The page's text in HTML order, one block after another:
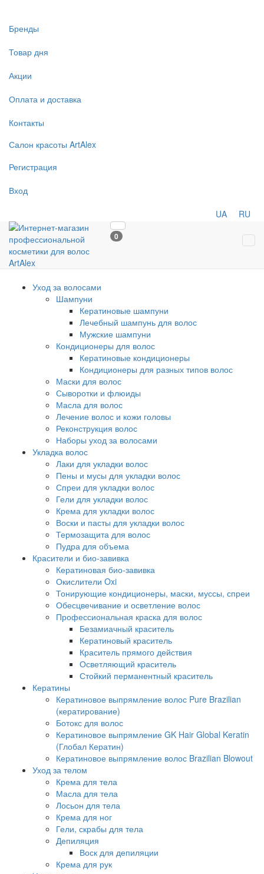
Бренды
Товар дня
Акции
Оплата и доставка
Контакты
Салон красоты ArtAlex
Регистрация
Вход
UA RU
0
Уход за волосами
Шампуни
Кератиновые шампуни
Лечебный шампунь для волос
Мужские шампуни
Кондиционеры для волос
Кератиновые кондиционеры
Кондиционеры для разных типов волос
Маски для волос
Сыворотки и флюиды
Масла для волос
Лечение волос и кожи головы
Реконструкция волос
Наборы уход за волосами
Укладка волос
Лаки для укладки волос
Пены и мусы для укладки волос
Спреи для укладки волос
Гели для укладки волос
Крема для укладки волос
Воски и пасты для укладки волос
Термозащита для волос
Пудра для объема
Красители и био-завивка
Кератиновая био-завивка
Окислители Oxi
Тонирующие кондиционеры, маски, муссы, спреи
Обесцвечивание и осветление волос
Профессиональная краска для волос
Безамиачный краситель
Кератиновый краситель
Краситель прямого действия
Осветляющий краситель
Стойкий перманентный краситель
Кератины
Кератиновое выпрямление волос Pure Brazilian
(кератирование)
Ботокс для волос
Кератиновое выпрямление GK Hair Global Keratin
(Глобал Кератин)
Кератиновое выпрямление волос Brazilian Blowout
Уход за телом
Крема для тела
Масла для тела
Лосьон для тела
Крема для ног
Гели, скрабы для тела
Депиляция
Воск для депиляции
Крема для рук